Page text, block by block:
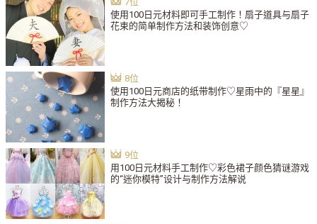
使用100日元材料即可手工制作！扇子道具与扇子
花束的简单制作方法和装饰创意♡
使用100日元商店的纸带制作♡星雨中的『星星』
制作方法大揭秘！
用100日元材料手工制作♡彩色裙子颜色猜谜游戏
的“迷你模特”设计与制作方法解说